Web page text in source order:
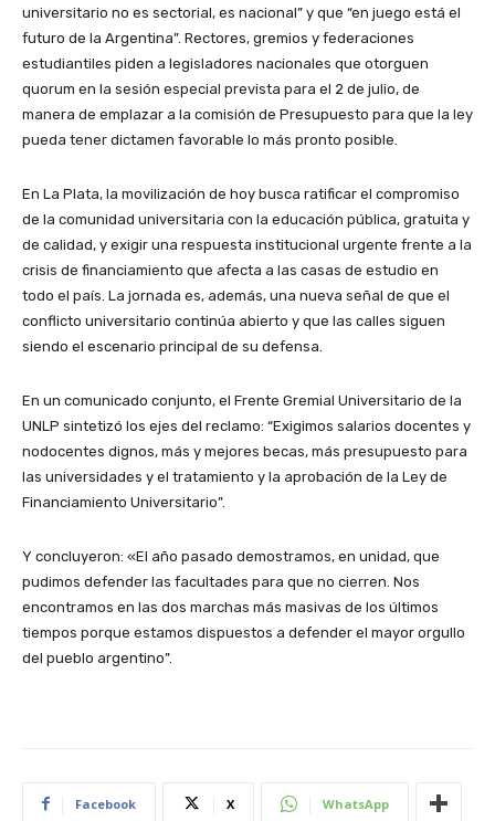
universitario no es sectorial, es nacional” y que “en juego está el
futuro de la Argentina”. Rectores, gremios y federaciones
estudiantiles piden a legisladores nacionales que otorguen
quorum en la sesión especial prevista para el 2 de julio, de
manera de emplazar a la comisión de Presupuesto para que la ley
pueda tener dictamen favorable lo más pronto posible.
En La Plata, la movilización de hoy busca ratificar el compromiso
de la comunidad universitaria con la educación pública, gratuita y
de calidad, y exigir una respuesta institucional urgente frente a la
crisis de financiamiento que afecta a las casas de estudio en
todo el país. La jornada es, además, una nueva señal de que el
conflicto universitario continúa abierto y que las calles siguen
siendo el escenario principal de su defensa.
En un comunicado conjunto, el Frente Gremial Universitario de la
UNLP sintetizó los ejes del reclamo: “Exigimos salarios docentes y
nodocentes dignos, más y mejores becas, más presupuesto para
las universidades y el tratamiento y la aprobación de la Ley de
Financiamiento Universitario”.
Y concluyeron: «El año pasado demostramos, en unidad, que
pudimos defender las facultades para que no cierren. Nos
encontramos en las dos marchas más masivas de los últimos
tiempos porque estamos dispuestos a defender el mayor orgullo
del pueblo argentino”.
Facebook X WhatsApp